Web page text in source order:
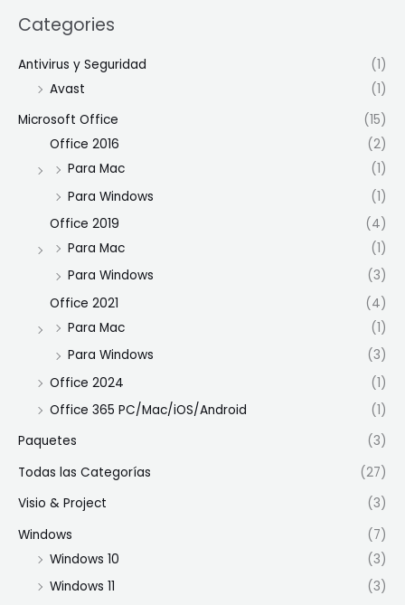
Categories
Antivirus y Seguridad
(1)
Avast
(1)
Microsoft Office
(15)
Office 2016
(2)
Para Mac
(1)
Para Windows
(1)
Office 2019
(4)
Para Mac
(1)
Para Windows
(3)
Office 2021
(4)
Para Mac
(1)
Para Windows
(3)
Office 2024
(1)
Office 365 PC/Mac/iOS/Android
(1)
Paquetes
(3)
Todas las Categorías
(27)
Visio & Project
(3)
Windows
(7)
Windows 10
(3)
Windows 11
(3)